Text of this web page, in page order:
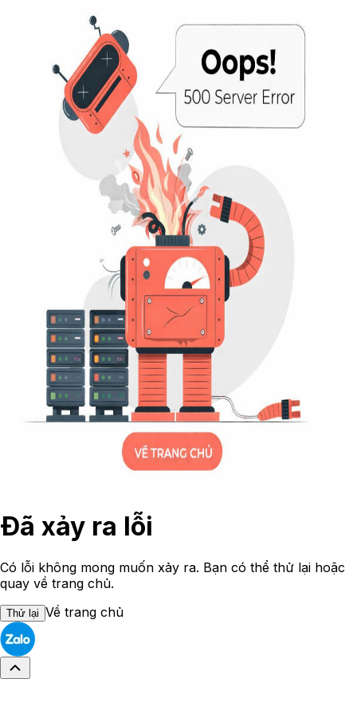
Đã xảy ra lỗi
Có lỗi không mong muốn xảy ra. Bạn có thể thử lại hoặc
quay về trang chủ.
Thử lại Về trang chủ